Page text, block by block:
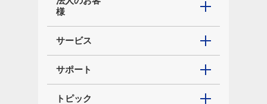
様
サービス
サポート
トピック